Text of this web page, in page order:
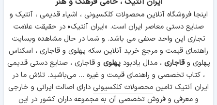
اینجا فروشگاه آنلاین محصولات کلکسیونی ، اشیاء قدیمی ، آنتیک و
صنایع دستی معاصر ایران است. «ایران آنتیک» در حقیقت علامت
تجاری این واحد صنفی می باشد. و شما در حال مشاهده وبسایت
راهنمای قیمت و مرجع خرید آنلاین سکه پهلوی و قاجاری ، اسکناس
پهلوی وقاجاری ، مدال یادبودپهلوی و قاجاری ، صنایع دستی قدیمی
، کتاب تخصصی و راهنمای قیمت و غیره ... می‌باشید. تلاش ما در
ایران آنتیک تامین محصولات کلکسیونی دارای اصالت ایرانی و خارجی
و معرفی و فروش تخصصی آن به مجموعه داران کشور در این